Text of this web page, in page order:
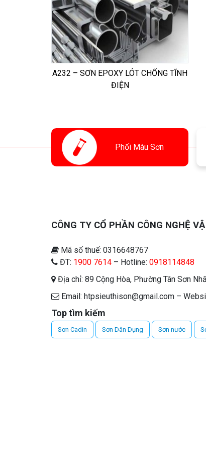
A232 – SƠN EPOXY LÓT CHỐNG TĨNH
ĐIỆN
Phối Màu Sơn
CÔNG TY CỔ PHẦN CÔNG NGHỆ
Mã số thuế: 0316648767
ĐT: 1900 7614 – Hotline: 0918114848
Địa chỉ: 89 Cộng Hòa, Phường Tân Sơn
Email: htpsieuthison@gmail.com –
Top tìm kiếm
Sơn Cadin Sơn Dân Dụng Sơn nước